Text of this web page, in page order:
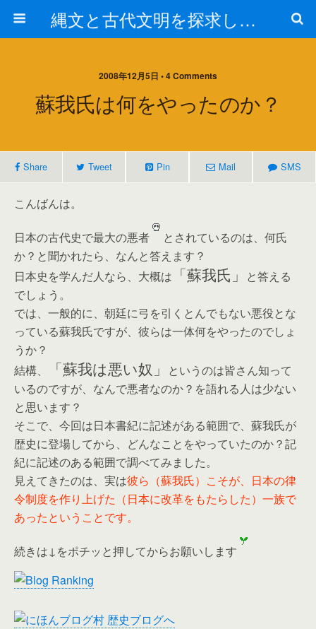
縄文と古代文明を探求しよう！
2008年12月5日 • 4 Comments
蘇我氏は何をやったのか？
Share Tweet Pin Mail SMS
こんばんは。
日本の古代史で最大の悪者
とされているのは、何氏
か？と聞かれたら、なんと答えます？
日本史を学んだ人なら、大概は 「蘇我氏」
と答える
でしょう。
では、一般的に、朝廷に弓を引くとんでもない悪役とな
っている蘇我氏ですが、彼らは一体何をやったのでしょ
うか？
結構、
「蘇我は悪い奴」
というのは皆さん知って
いるのですが、なんで悪者なのか？を語れる人は少ない
と思います？
そこで、今回は日本書紀に記述がある範囲で、蘇我氏が
歴史に登場してから、どんなことをやっていたのか？記
紀に記述のある範囲で調べてみました。
見えてきたのは、実は彼ら（蘇我氏）こそが、日本の律
令制度を作り上げた（日本に改革をもたらした）一族で
あったということです。
続きは↓をポチッと押してからお願いします